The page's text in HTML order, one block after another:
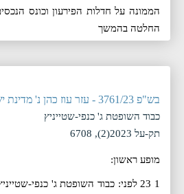
הממונה על חדלות הפירעון וכונס
החלטה בהמשך
בש"פ 3761/23 - עזר עוז כהן נ' מדינת ישראל
כבוד השופטת ג' כנפי-שטייניץ
תק-על 2023(2), 6708
מופע ראשון:
1 23 לפני: כבוד השופטת ג' כנפי-שטייניץ המבקש: עזר